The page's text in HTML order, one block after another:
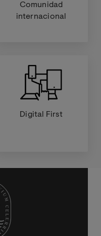
Comunidad
internacional
Digital First